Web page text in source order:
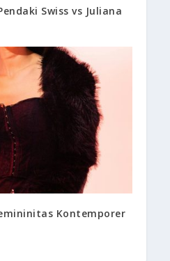
Swiss vs Juliana
Kontemporer